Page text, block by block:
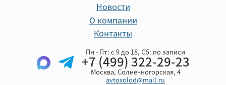
Новости
О компании
Контакты
Пн - Пт: с 9 до 18, Cб: по записи
+7 (499) 322-29-23
Москва, Солнечногорская, 4
avtoxolod@mail.ru